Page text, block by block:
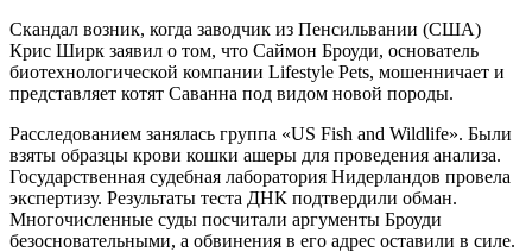
Скандал возник, когда заводчик из Пенсильвании (США)
Крис Ширк заявил о том, что Саймон Броуди, основатель
биотехнологической компании Lifestyle Pets, мошенничает и
представляет котят Саванна под видом новой породы.
Расследованием занялась группа «US Fish and Wildlife». Были
взяты образцы крови кошки ашеры для проведения анализа.
Государственная судебная лаборатория Нидерландов провела
экспертизу. Результаты теста ДНК подтвердили обман.
Многочисленные суды посчитали аргументы Броуди
безосновательными, а обвинения в его адрес оставили в силе.